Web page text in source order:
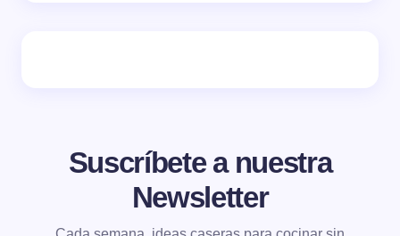
Suscríbete a nuestra
Newsletter